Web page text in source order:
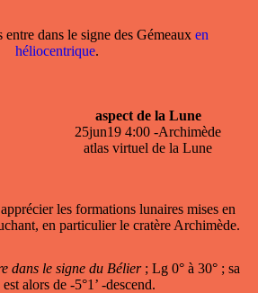
dans le signe des Gémeaux en
héliocentrique.
aspect de la Lune
25jun19 4:00 -Archimède
atlas virtuel de la Lune
les formations lunaires mises en
en particulier le cratère Archimède.
dans le signe du Bélier; Lg 0° à 30° ; sa
alors de -5°1’ -descend.